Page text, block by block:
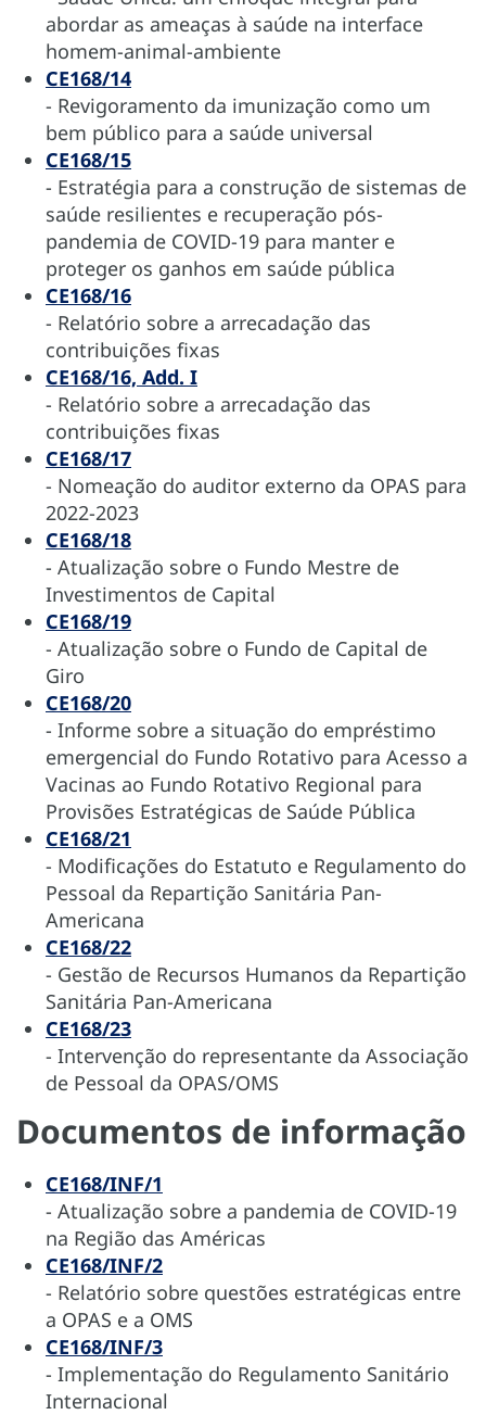
abordar as ameaças à saúde na interface
homem-animal-ambiente
CE168/14
- Revigoramento da imunização como um
bem público para a saúde universal
CE168/15
- Estratégia para a construção de sistemas de
saúde resilientes e recuperação pós-
pandemia de COVID-19 para manter e
proteger os ganhos em saúde pública
CE168/16
- Relatório sobre a arrecadação das
contribuições fixas
CE168/16, Add. I
- Relatório sobre a arrecadação das
contribuições fixas
CE168/17
- Nomeação do auditor externo da OPAS para
2022-2023
CE168/18
- Atualização sobre o Fundo Mestre de
Investimentos de Capital
CE168/19
- Atualização sobre o Fundo de Capital de
Giro
CE168/20
- Informe sobre a situação do empréstimo
emergencial do Fundo Rotativo para Acesso a
Vacinas ao Fundo Rotativo Regional para
Provisões Estratégicas de Saúde Pública
CE168/21
- Modificações do Estatuto e Regulamento do
Pessoal da Repartição Sanitária Pan-
Americana
CE168/22
- Gestão de Recursos Humanos da Repartição
Sanitária Pan-Americana
CE168/23
- Intervenção do representante da Associação
de Pessoal da OPAS/OMS
Documentos de informação
CE168/INF/1
- Atualização sobre a pandemia de COVID-19
na Região das Américas
CE168/INF/2
- Relatório sobre questões estratégicas entre
a OPAS e a OMS
CE168/INF/3
- Implementação do Regulamento Sanitário
Internacional